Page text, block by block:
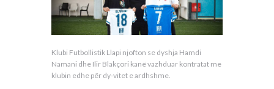
Klubi Futbollistik Llapi njofton se dyshja Hamdi
Namani dhe Ilir Blakçori kanë vazhduar kontratat me
klubin edhe për dy-vitet e ardhshme.